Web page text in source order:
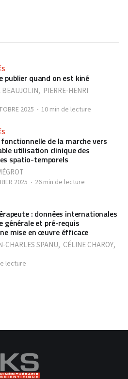
publier quand on est kiné
, PIERRE-HENRI
2025 10 min de lecture
de la marche vers
utilisation clinique des
spatio-temporels
2025 26 min de lecture
: données internationales
générale et pré-requis
mise en œuvre éfficace
CHARLES SPANU, CÉLINE CHAROY,
lecture